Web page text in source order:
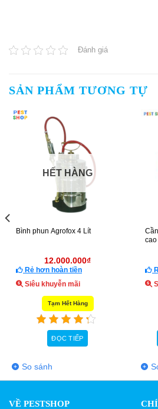
Đánh giá
SẢN PHẨM TƯƠNG TỰ
HẾT HÀNG
Bình phun Agrofox 4 Lít
12.000.000₫
Rẻ hơn hoàn tiền
Siêu khuyễn mãi
Tạm Hết Hàng
ĐỌC TIẾP
So sánh
cao
VỀ PESTSHOP